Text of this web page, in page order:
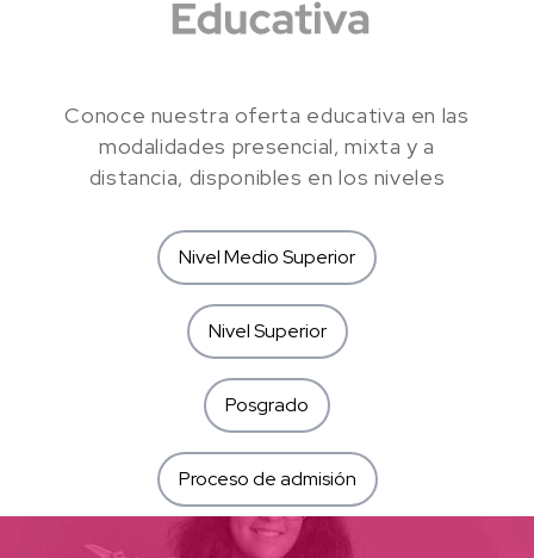
Conoce nuestra oferta educativa en las
modalidades presencial, mixta y a
distancia, disponibles en los niveles
Nivel Medio Superior
Nivel Superior
Posgrado
Proceso de admisión